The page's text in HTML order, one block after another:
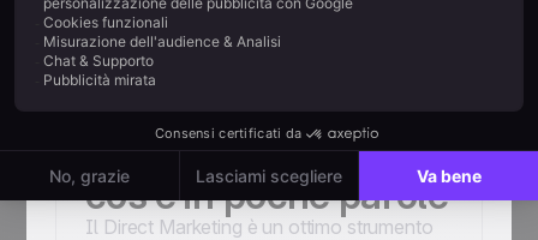
direct email marketing ricoprono un ruolo di
cruciale importanza. Vediamo come farla
al meglio.
Digital Marketing
25 giugno 2025
Il Direct Marketing:
cos'è in poche parole
Il Direct Marketing è un ottimo strumento